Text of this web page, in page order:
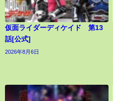
仮面ライダーディケイド 第13
話[公式]
2026年8月6日